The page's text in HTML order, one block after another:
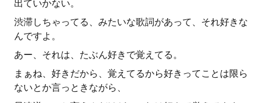
出ていかない。
渋滞しちゃってる、みたいな歌詞があって、それ好きな
んですよ。
あー、それは、たぶん好きで覚えてる。
まぁね、好きだから、覚えてるから好きってことは限ら
ないとか言っときながら、